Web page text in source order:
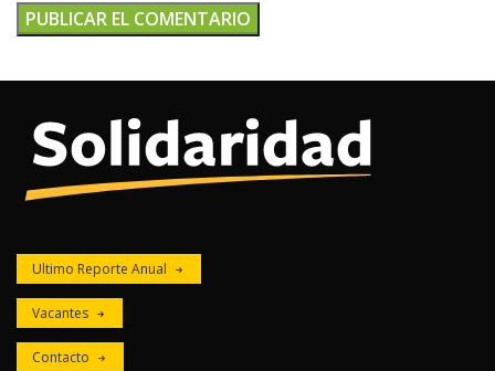
Ultimo Reporte Anual
Vacantes
Contacto